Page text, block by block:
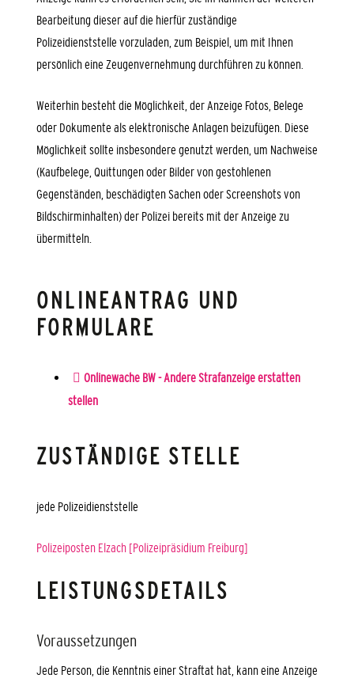
Bearbeitung dieser auf die hierfür zuständige
Polizeidienststelle vorzuladen, zum Beispiel, um mit Ihnen
persönlich eine Zeugenvernehmung durchführen zu können.
Weiterhin besteht die Möglichkeit, der Anzeige Fotos, Belege
oder Dokumente als elektronische Anlagen beizufügen. Diese
Möglichkeit sollte insbesondere genutzt werden, um Nachweise
(Kaufbelege, Quittungen oder Bilder von gestohlenen
Gegenständen, beschädigten Sachen oder Screenshots von
Bildschirminhalten) der Polizei bereits mit der Anzeige zu
übermitteln.
ONLINEANTRAG UND
FORMULARE
Onlinewache BW - Andere Strafanzeige erstatten
stellen
ZUSTÄNDIGE STELLE
jede Polizeidienststelle
Polizeiposten Elzach [Polizeipräsidium Freiburg]
LEISTUNGSDETAILS
Voraussetzungen
Jede Person, die Kenntnis einer Straftat hat, kann eine Anzeige